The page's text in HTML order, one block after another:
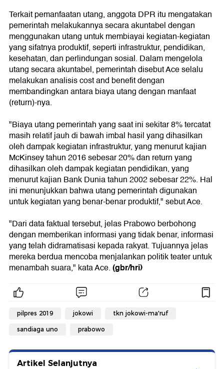
Terkait pemanfaatan utang, anggota DPR itu mengatakan
pemerintah melakukannya secara akuntabel dengan
menggunakan utang untuk membiayai kegiatan-kegiatan
yang sifatnya produktif, seperti infrastruktur, pendidikan,
kesehatan, dan perlindungan sosial. Dalam mengelola
utang secara akuntabel, pemerintah disebut Ace selalu
melakukan analisis cost and benefit dengan
membandingkan antara biaya utang dengan manfaat
(return)-nya.
"Biaya utang pemerintah yang saat ini sekitar 8% tercatat
masih relatif jauh di bawah imbal hasil yang dihasilkan
oleh dampak kegiatan infrastruktur, yang menurut kajian
McKinsey tahun 2016 sebesar 20% dan return yang
dihasilkan oleh dampak kegiatan pendidikan, yang
menurut kajian Bank Dunia tahun 2002 sebesar 22%. Hal
ini menunjukkan bahwa utang pemerintah digunakan
untuk kegiatan yang benar-benar produktif," sebut Ace.
"Dari data faktual tersebut, jelas Prabowo berbohong
dengan memberikan informasi yang tidak benar, informasi
yang telah didramatisasi kepada rakyat. Tujuannya jelas
mereka berdua mencoba menjalankan politik teater untuk
menambah suara," kata Ace.(gbr/hri)
pilpres 2019 jokowi tkn jokowi-ma'ruf
sandiaga uno prabowo
Artikel Selanjutnya